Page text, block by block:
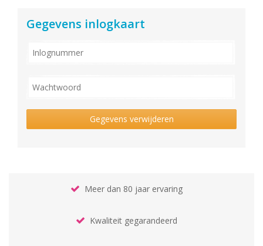
Gegevens inlogkaart
Gegevens verwijderen
Meer dan 80 jaar ervaring
Kwaliteit gegarandeerd